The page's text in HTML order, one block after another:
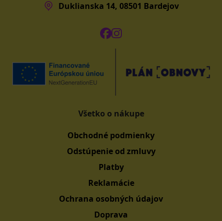
Duklianska 14, 08501 Bardejov
Všetko o nákupe
Obchodné podmienky
Odstúpenie od zmluvy
Platby
Reklamácie
Ochrana osobných údajov
Doprava